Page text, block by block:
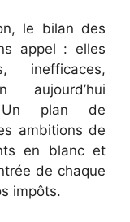
le bilan des
appel : elles
inefficaces,
aujourd’hui
Un plan de
ambitions de
en blanc et
de chaque
impôts.